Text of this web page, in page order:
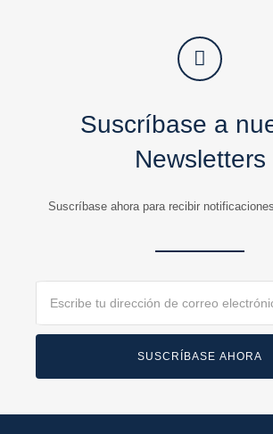
Suscríbase a
Newsletters
Suscríbase ahora para recibir
SUSCRÍBASE AHORA